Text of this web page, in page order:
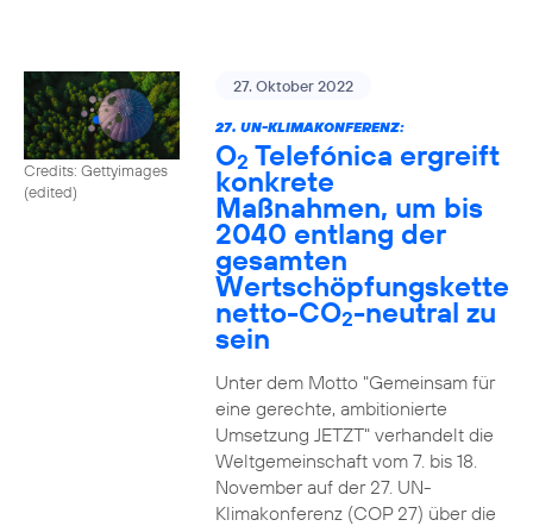
Credits: Gettyimages
(edited)
27. Oktober 2022
27. UN-KLIMAKONFERENZ:
O2 Telefónica ergreift
konkrete
Maßnahmen, um bis
2040 entlang der
gesamten
Wertschöpfungskette
netto-CO2-neutral zu
sein
Unter dem Motto "Gemeinsam für
eine gerechte, ambitionierte
Umsetzung JETZT" verhandelt die
Weltgemeinschaft vom 7. bis 18.
November auf der 27. UN-
Klimakonferenz (COP 27) über die